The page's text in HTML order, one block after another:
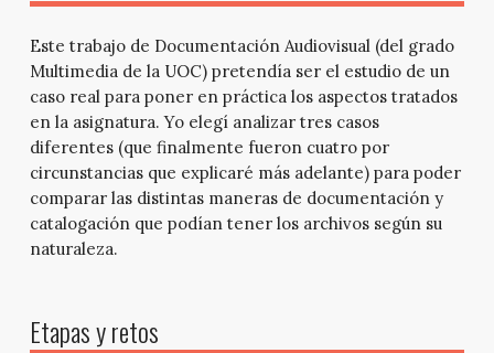
Este trabajo de Documentación Audiovisual (del grado
Multimedia de la UOC) pretendía ser el estudio de un
caso real para poner en práctica los aspectos tratados
en la asignatura.Yo elegí analizar tres casos
diferentes (que finalmente fueron cuatro por
circunstancias que explicaré más adelante) para poder
comparar las distintas maneras de documentación y
catalogación que podían tener los archivos según su
naturaleza.
Etapas y retos